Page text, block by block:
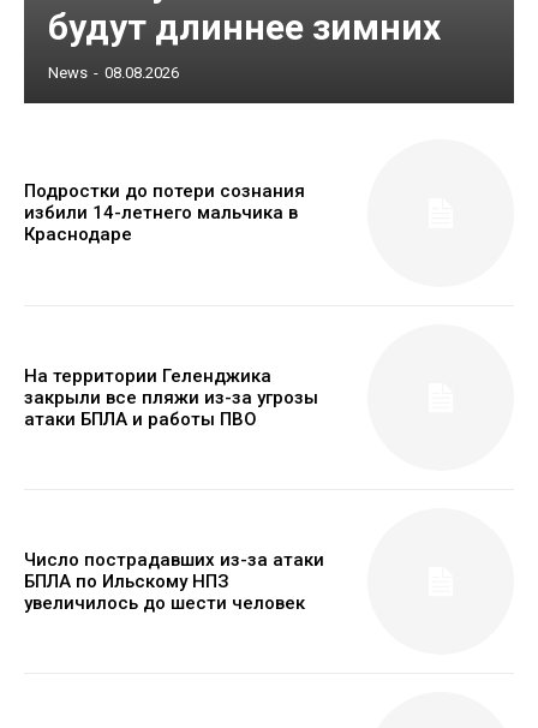
будут длиннее зимних
News - 08.08.2026
Подростки до потери сознания
избили 14-летнего мальчика в
Краснодаре
На территории Геленджика
закрыли все пляжи из-за угрозы
атаки БПЛА и работы ПВО
Число пострадавших из-за атаки
БПЛА по Ильскому НПЗ
увеличилось до шести человек